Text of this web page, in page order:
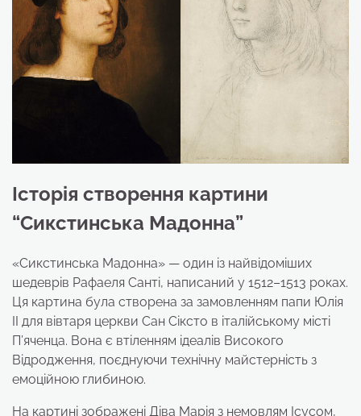
Історія створення картини
“Сикстинська Мадонна”
«Сикстинська Мадонна» — один із найвідоміших
шедеврів Рафаеля Санті, написаний у 1512–1513 роках.
Ця картина була створена за замовленням папи Юлія
II для вівтаря церкви Сан Сіксто в італійському місті
П’яченца. Вона є втіленням ідеалів Високого
Відродження, поєднуючи технічну майстерність з
емоційною глибиною.
На картині зображені Діва Марія з немовлям Ісусом,